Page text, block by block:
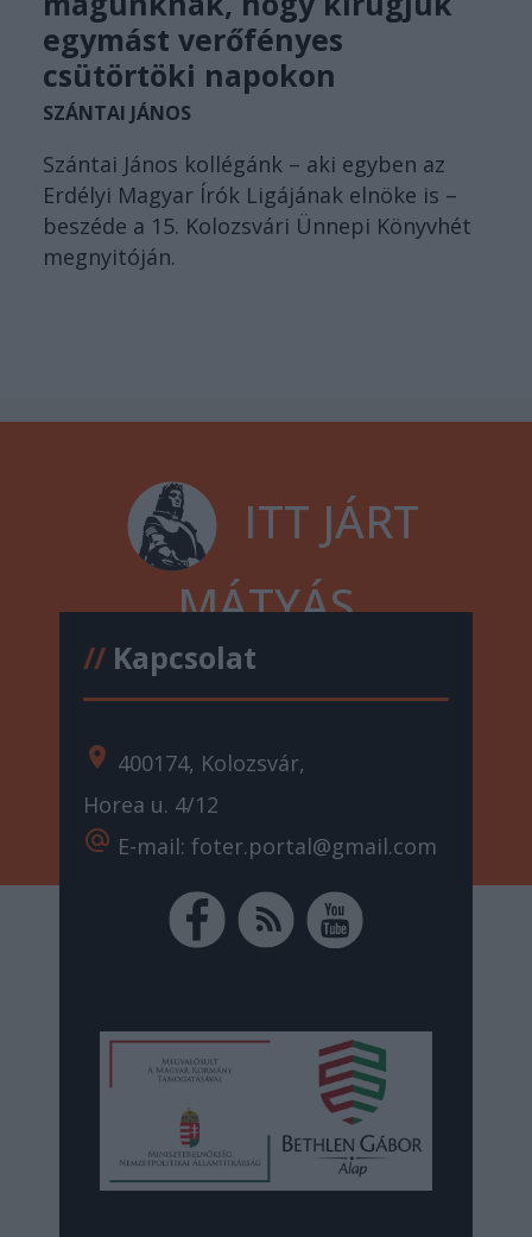
egymást verőfényes
csütörtöki napokon
SZÁNTAI JÁNOS
Szántai János kollégánk – aki egyben az
Erdélyi Magyar Írók Ligájának elnöke is –
beszéde a 15. Kolozsvári Ünnepi Könyvhét
megnyitóján.
ITT JÁRT
MÁTYÁS
//Kapcsolat
location_on 400174, Kolozsvár,
Horea u. 4/12
alternate_email E-mail: foter.portal@gmail.com